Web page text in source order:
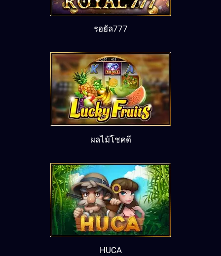
รอยัล777
ผลไม้โชคดี
HUCA